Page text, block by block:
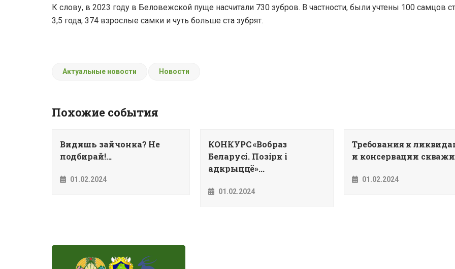
К слову, в 2023 году в Беловежской пуще насчитали 730 зубров. В частности, были учтены 100 самцов
3,5 года, 374 взрослые самки и чуть больше ста зубрят.
Актуальные новости Новости
Похожие события
Видишь зайчонка? Не
подбирай!...
01.02.2024
КОНКУРС «Вобраз
Беларусi. Позiрк i
адкрыццё»...
01.02.2024
Требования к
и консервации
01.02.2024